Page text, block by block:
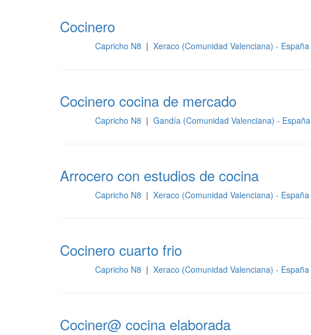
Cocinero
Capricho N8 | Xeraco (Comunidad Valenciana) - España
Cocinero cocina de mercado
Capricho N8 | Gandía (Comunidad Valenciana) - España
Arrocero con estudios de cocina
Capricho N8 | Xeraco (Comunidad Valenciana) - España
Cocinero cuarto frio
Capricho N8 | Xeraco (Comunidad Valenciana) - España
Cociner@ cocina elaborada